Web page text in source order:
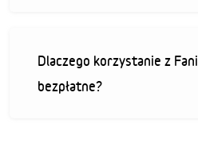
Dlaczego korzystanie z
bezpłatne?